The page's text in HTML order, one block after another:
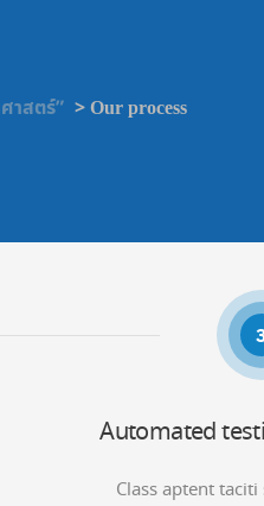
าสตร์” > Our process
Automated
Class aptent